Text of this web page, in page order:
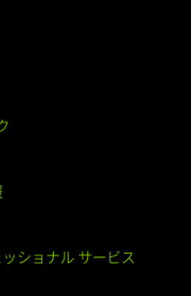
ショナル サービス